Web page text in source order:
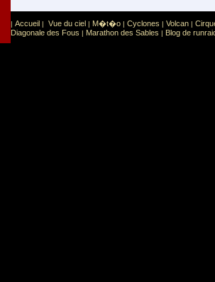
la cat�gorie Sport: Sports extr�mes
| Accueil | Vue du ciel | M�t�o | Cyclones | Volcan |
Diagonale des Fous | Marathon des Sables | Blog de